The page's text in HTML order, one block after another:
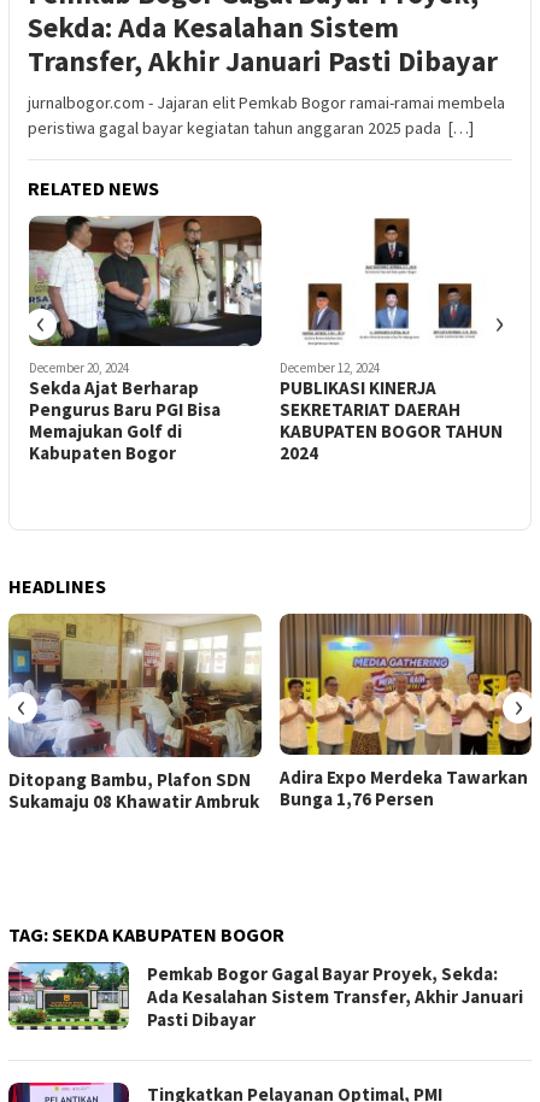
Sekda: Ada Kesalahan Sistem
Transfer, Akhir Januari Pasti Dibayar
jurnalbogor.com - Jajaran elit Pemkab Bogor ramai-ramai membela
peristiwa gagal bayar kegiatan tahun anggaran 2025 pada […]
RELATED NEWS
December 20, 2024
Sekda Ajat Berharap
Pengurus Baru PGI Bisa
Memajukan Golf di
Kabupaten Bogor
December 12, 2024
PUBLIKASI KINERJA
SEKRETARIAT DAERAH
KABUPATEN BOGOR TAHUN
2024
‹ ›
HEADLINES
Ditopang Bambu, Plafon SDN
Sukamaju 08 Khawatir Ambruk
Adira Expo Merdeka Tawarkan
Bunga 1,76 Persen
‹ ›
TAG:SEKDA KABUPATEN BOGOR
Pemkab Bogor Gagal Bayar Proyek, Sekda:
Ada Kesalahan Sistem Transfer, Akhir Januari
Pasti Dibayar
Tingkatkan Pelayanan Optimal, PMI